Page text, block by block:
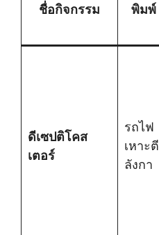
ชื่อกิจกรรม พิมพ์
ดีเซปติโคส
เตอร์
รถไฟ
เหาะตี
ลังกา